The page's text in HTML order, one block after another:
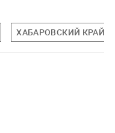
ХАБАРОВСКИЙ КРАЙ